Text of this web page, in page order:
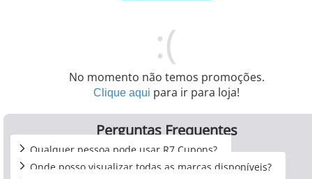
No momento não temos promoções.
Clique aqui para ir para loja!
Perguntas Frequentes
Qualquer pessoa pode usar R7 Cupons?
Onde posso visualizar todas as marcas disponíveis?